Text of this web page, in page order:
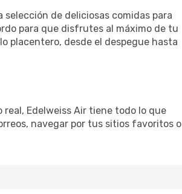
de deliciosas comidas para
para que disfrutes al máximo de tu
placentero, desde el despegue hasta
Edelweiss Air tiene todo lo que
navegar por tus sitios favoritos o